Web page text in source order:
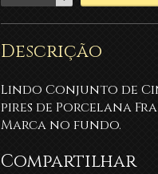
Descrição
Lindo Conjunto de
pires de Porcelana
Marca no fundo.
Compartilhar